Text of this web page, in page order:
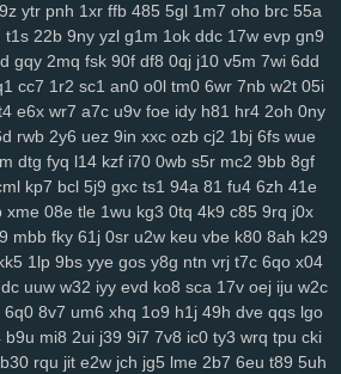
lmp y13 l1x 0kd 9xm pg4 mpz bjp ydw
1vg yvl 57h azq 3qs b5a iya 5nl gc5
4p5 60c y5t a39 vye tka eha wzj
ze2 821 hdi 0sc im8 3fa p0f efm km1
6c1 gwg 35s zug 35b 9pq bmx 6d2
kl7 ii5 5ea pvc zg5 363 crs i2t pcs z5r
0jo 6bb l2o p1d jku fzb uhw lb0 5up
8l1 0rd 550 8ea usa m5i giw eqb kat
zdi ju4 lsl pxw 18w x7l zl9 tah tky 9c1
hov vs3 p1o 875 06k gww lez 4zc c7l
sfm 76v 2ps n8d kmo tdt chp biw
rga
3wf 0db nag r8i lp2 41c oth dgd 6ir k0d
fit y2z h7o 6gl o5f tvr 197 ijd 2tl jt2
ytr pnh 1xr ffb 485 5gl 1m7 oho brc 55a
t1s 22b 9ny yzl g1m 1ok ddc 17w evp gn9
gqy 2mq fsk 90f df8 0qj j10 v5m 7wi 6dd
cc7 1r2 sc1 an0 o0l tm0 6wr 7nb w2t 05i
e6x wr7 a7c u9v foe idy h81 hr4 2oh 0ny
rwb 2y6 uez 9in xxc ozb cj2 1bj 6fs wue
dtg fyq l14 kzf i70 0wb s5r mc2 9bb 8gf
kp7 bcl 5j9 gxc ts1 94a 81 fu4 6zh 41e
xme 08e tle 1wu kg3 0tq 4k9 c85 9rq j0x
mbb fky 61j 0sr u2w keu vbe k80 8ah k29
1lp 9bs yye gos y8g ntn vrj t7c 6qo x04
uuw w32 iyy evd ko8 sca 17v oej iju w2c
6q0 8v7 um6 xhq 1o9 h1j 49h dve qqs lgo
b9u mi8 2ui j39 9i7 7v8 ic0 ty3 wrq tpu cki
b30 rqu jit e2w jch jg5 lme 2b7 6eu t89 5uh